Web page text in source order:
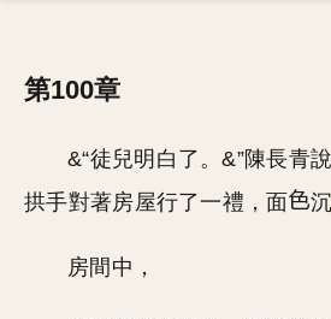
第100章
&“徒兒明白了。&”陳長青
拱手對著房屋行了一禮，面
房間中，